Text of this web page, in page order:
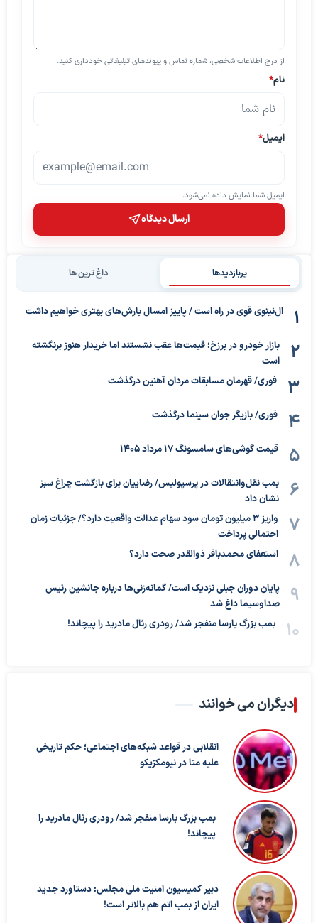
از درج اطلاعات شخصی، شماره تماس و پیوندهای تبلیغاتی خودداری کنید.
نام*
ایمیل*
ایمیل شما نمایش داده نمی‌شود.
ارسال دیدگاه
پربازدیدها داغ ترین ها
ال‌نینوی قوی در راه است / پاییز امسال بارش‌های بهتری خواهیم داشت
بازار خودرو در برزخ؛ قیمت‌ها عقب نشستند اما خریدار هنوز برنگشته
است
فوری/ قهرمان مسابقات مردان آهنین درگذشت
فوری/ بازیگر جوان سینما درگذشت
قیمت گوشی‌های سامسونگ 17 مرداد 1405
بمب نقل‌وانتقالات در پرسپولیس/ رضاییان برای بازگشت چراغ سبز
نشان داد
واریز ۳ میلیون تومان سود سهام عدالت واقعیت دارد؟/ جزئیات زمان
احتمالی پرداخت
استعفای محمدباقر ذوالقدر صحت دارد؟
پایان دوران جبلی نزدیک است/ گمانه‌زنی‌ها درباره جانشین رئیس
صداوسیما داغ شد
بمب بزرگ بارسا منفجر شد/ رودری رئال مادرید را پیچاند!
دیگران می خوانند
انقلابی در قواعد شبکه‌های اجتماعی؛ حکم تاریخی
علیه متا در نیومکزیکو
بمب بزرگ بارسا منفجر شد/ رودری رئال مادرید را
پیچاند!
دبیر کمیسیون امنیت ملی مجلس: دستاورد جدید
ایران از بمب اتم هم بالاتر است!